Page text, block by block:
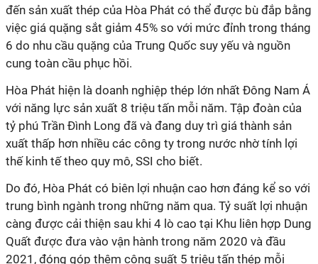
đến sản xuất thép của Hòa Phát có thể được bù đắp bằng
việc giá quặng sắt giảm 45% so với mức đỉnh trong tháng
6 do nhu cầu quặng của Trung Quốc suy yếu và nguồn
cung toàn cầu phục hồi.
Hòa Phát hiện là doanh nghiệp thép lớn nhất Đông Nam Á
với năng lực sản xuất 8 triệu tấn mỗi năm. Tập đoàn của
tỷ phú Trần Đình Long đã và đang duy trì giá thành sản
xuất thấp hơn nhiều các công ty trong nước nhờ tính lợi
thế kinh tế theo quy mô, SSI cho biết.
Do đó, Hòa Phát có biên lợi nhuận cao hơn đáng kể so với
trung bình ngành trong những năm qua. Tỷ suất lợi nhuận
càng được cải thiện sau khi 4 lò cao tại Khu liên hợp Dung
Quất được đưa vào vận hành trong năm 2020 và đầu
2021, đóng góp thêm công suất 5 triệu tấn thép mỗi